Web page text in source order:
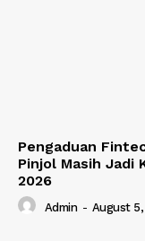
Pengaduan
Pinjol Masih Jadi
2026
Admin - August